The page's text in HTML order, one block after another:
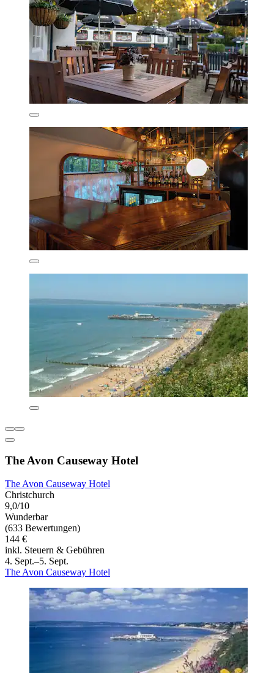
The Avon Causeway Hotel
The Avon Causeway Hotel
Christchurch
9,0/10
Wunderbar
(633 Bewertungen)
144 €
inkl. Steuern & Gebühren
4. Sept.–5. Sept.
The Avon Causeway Hotel